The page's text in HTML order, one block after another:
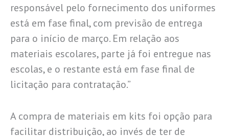
responsável pelo fornecimento dos uniformes
está em fase final, com previsão de entrega
para o início de março. Em relação aos
materiais escolares, parte já foi entregue nas
escolas, e o restante está em fase final de
licitação para contratação.”
A compra de materiais em kits foi opção para
facilitar distribuição, ao invés de ter de